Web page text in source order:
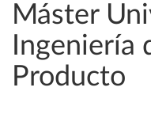
Máster
Ingeniería
Producto